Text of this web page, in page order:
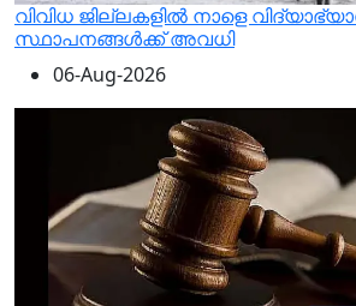
വിവിധ ജില്ലകളിൽ നാളെ
സ്ഥാപനങ്ങൾക്ക് അവധി
06-Aug-2026